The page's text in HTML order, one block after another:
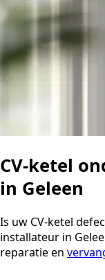
CV-ketel
in Geleen
Is uw CV-ketel
installateur in
reparatie en